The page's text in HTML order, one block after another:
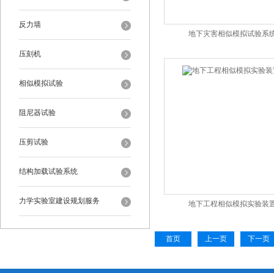
反力墙
压刻机
相似模拟试验
阻尼器试验
压剪试验
结构加载试验系统
力学实验室建设规划服务
地下灾害相似模拟试验系
地下工程相似模拟实验装
首页 上一页 下一页